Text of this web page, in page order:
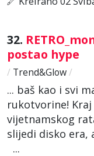
32.
postao hype
/ Trend&Glow/
... baš kao i svi
rukotvorine!
vijetnamskog
slijedi disko era,
...